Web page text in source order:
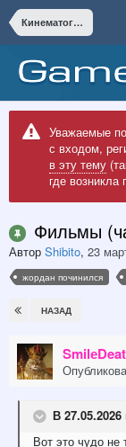
Кинематограф
Уважаемые
с входом,
в эту тему
где
Фильмы
Автор Shibito, 23
жордан починился
НАЗАД
В 27.05.2026
Вот это чудо не